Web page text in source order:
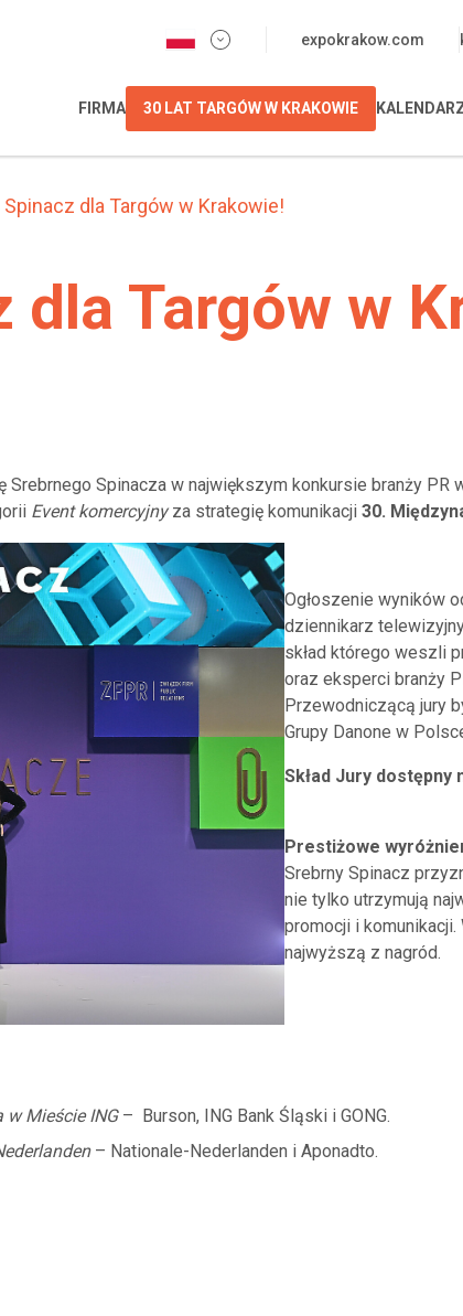
expokrakow.com
FIRMA 30 LAT TARGÓW W KRAKOWIE
Spinacz dla Targów w Krakowie!
dla Targów w
Srebrnego Spinacza w największym konkursie branży
Event komercyjnyza strategię komunikacji 30.
Ogłoszenie wyników
dziennikarz
skład którego weszli
oraz eksperci branży
Przewodniczącą jury
Grupy Danone w
Skład Jury dostępny
Prestiżowe
Srebrny Spinacz
nie tylko utrzymują
promocji i
najwyższą z nagród.
w Mieście ING– Burson, ING Bank Śląski i GONG.
– Nationale-Nederlanden i Aponadto.